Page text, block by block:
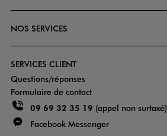
NOS SERVICES
SERVICES CLIENT
Questions/réponses
Formulaire de contact
09 69 32 35 19 (appel non surtaxé)
Facebook Messenger